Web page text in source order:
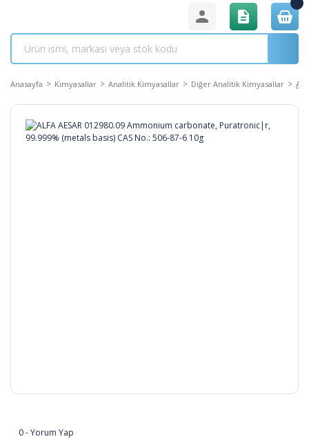
Anasayfa Kimyasallar Analitik Kimyasallar Diğer Analitik Kimyasallar
0 - Yorum Yap